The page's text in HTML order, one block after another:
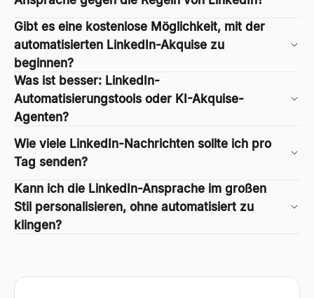
Gibt es eine kostenlose Möglichkeit, mit der
automatisierten LinkedIn-Akquise zu
beginnen?
Was ist besser: LinkedIn-
Automatisierungstools oder KI-Akquise-
Agenten?
Wie viele LinkedIn-Nachrichten sollte ich pro
Tag senden?
Kann ich die LinkedIn-Ansprache im großen
Stil personalisieren, ohne automatisiert zu
klingen?